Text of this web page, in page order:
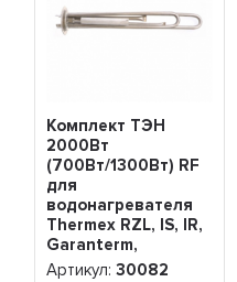
Комплект ТЭН
2000Вт
(700Вт/1300Вт) RF
для
водонагревателя
Thermex RZL, IS, IR,
Garanterm,
Electrolux EWH,
Артикул:30082